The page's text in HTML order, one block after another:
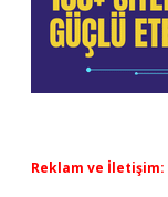
Reklam ve İletişim: